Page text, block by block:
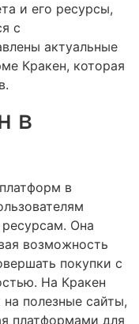
и его ресурсы,
с
актуальные
Кракен, которая
в
в
Она
возможность
покупки с
На Кракен
полезные сайты,
платформами для